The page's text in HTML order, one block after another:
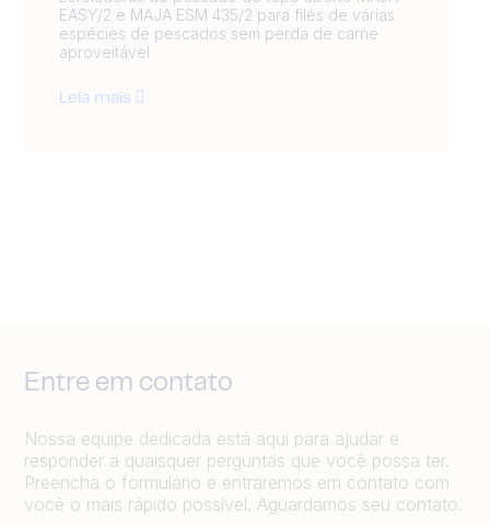
EASY/2 e MAJA ESM 435/2 para filés de várias
espécies de pescados sem perda de carne
aproveitável
Leia mais
Entre em contato
Nossa equipe dedicada está aqui para ajudar e
responder a quaisquer perguntas que você possa ter.
Preencha o formulário e entraremos em contato com
você o mais rápido possível. Aguardamos seu contato.